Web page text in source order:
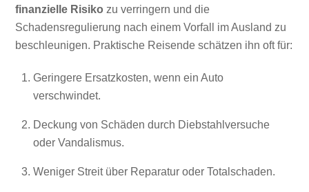
finanzielle Risiko zu verringern und die
Schadensregulierung nach einem Vorfall im Ausland zu
beschleunigen. Praktische Reisende schätzen ihn oft für:
Geringere Ersatzkosten, wenn ein Auto
verschwindet.
Deckung von Schäden durch Diebstahlversuche
oder Vandalismus.
Weniger Streit über Reparatur oder Totalschaden.